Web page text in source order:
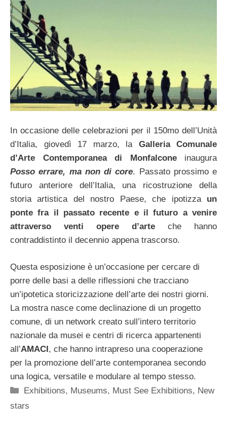
In occasione delle celebrazioni per il 150mo dell’Unità
d’Italia, giovedì 17 marzo, la Galleria Comunale
d’Arte Contemporanea di Monfalconeinaugura
Posso errare, ma non di core. Passato prossimo e
futuro anteriore dell’Italia, una ricostruzione della
storia artistica del nostro Paese, che ipotizza un
ponte fra il passato recente e il futuro a venire
attraverso venti opere d’arte che hanno
contraddistinto il decennio appena trascorso.
Questa esposizione è un’occasione per cercare di
porre delle basi a delle riflessioni che tracciano
un’ipotetica storicizzazione dell’arte dei nostri giorni.
La mostra nasce come declinazione di un progetto
comune, di un network creato sull’intero territorio
nazionale da musei e centri di ricerca appartenenti
all’AMACI, che hanno intrapreso una cooperazione
per la promozione dell’arte contemporanea secondo
una logica, versatile e modulare al tempo stesso.
Categorie
Exhibitions, Museums, Must See Exhibitions, New
stars